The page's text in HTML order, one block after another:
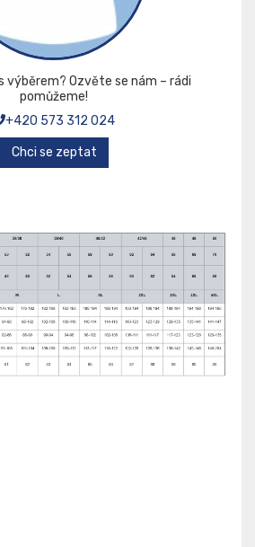
výběrem? Ozvěte se nám – rádi
pomůžeme!
+420 573 312 024
Chci se zeptat